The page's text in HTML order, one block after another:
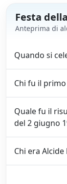
Festa
Anteprima di
Quando si
Chi fu il
Quale fu il
del 2 giugno
Chi era Alcide